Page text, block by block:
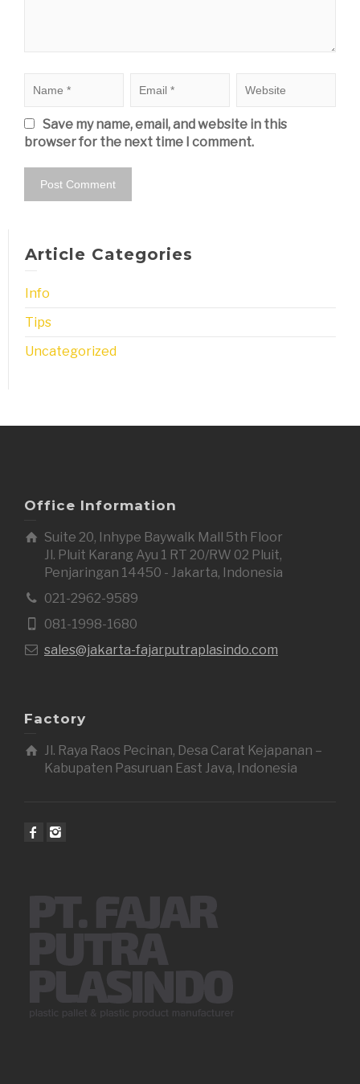
Save my name, email, and website in this
browser for the next time I comment.
Article Categories
Info
Tips
Uncategorized
Office Information
Suite 20, Inhype Baywalk Mall 5th Floor
Jl. Pluit Karang Ayu 1 RT 20/RW 02 Pluit,
Penjaringan 14450 - Jakarta, Indonesia
021-2962-9589
081-1998-1680
sales@jakarta-fajarputraplasindo.com
Factory
Jl. Raya Raos Pecinan, Desa Carat Kejapanan –
Kabupaten Pasuruan East Java, Indonesia